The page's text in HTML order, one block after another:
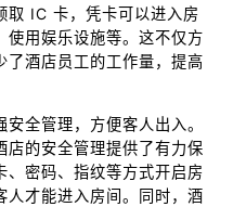
取 IC 卡，凭卡可以进入房
使用娱乐设施等。这不仅方
了酒店员工的工作量，提高
全管理，方便客人出入。
店的安全管理提供了有力保
、密码、指纹等方式开启房
人才能进入房间。同时，酒